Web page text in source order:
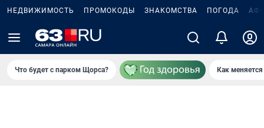
НЕДВИЖИМОСТЬ ПРОМОКОДЫ ЗНАКОМСТВА ПОГОДА
Что будет с парком Щорса? Как